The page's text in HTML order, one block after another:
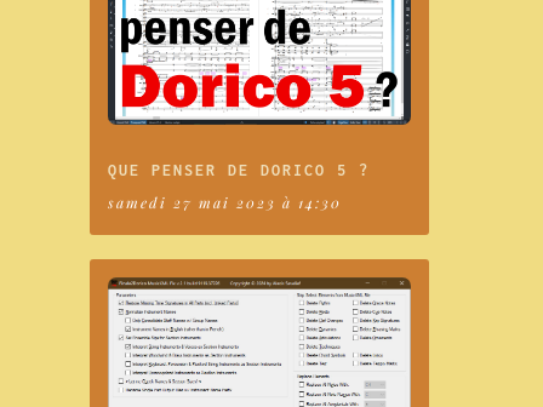
QUE PENSER DE DORICO 5 ?
samedi 27 mai 2023 à 14:30